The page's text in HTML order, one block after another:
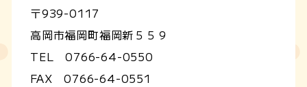
〒939-0117
高岡市福岡町福岡新５５９
TEL 0766-64-0550
FAX 0766-64-0551